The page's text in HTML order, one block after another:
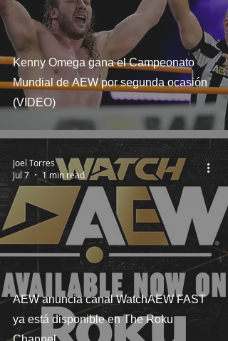
Kenny Omega gana el Campeonato
Mundial de AEW por segunda ocasión
(VIDEO)
AEW anuncia canal WatchAEW FAST
ya está disponible en The Roku
Joel Torres
Jul 7
1 min read